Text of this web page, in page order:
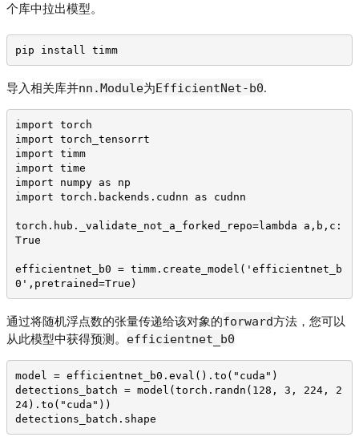
个库中拉出模型。
pip install timm
导入相关库并nn.Module为EfficientNet-b0.
import torch
import torch_tensorrt
import timm
import time
import numpy as np
import torch.backends.cudnn as cudnn
torch.hub._validate_not_a_forked_repo=lambda a,b,c:
True
efficientnet_b0 = timm.create_model('efficientnet_b
0',pretrained=True)
通过将随机浮点数的张量传递给该对象的forward方法，您可以
从此模型中获得预测。 efficientnet_b0
model = efficientnet_b0.eval().to("cuda")
detections_batch = model(torch.randn(128, 3, 224, 2
24).to("cuda"))
detections_batch.shape